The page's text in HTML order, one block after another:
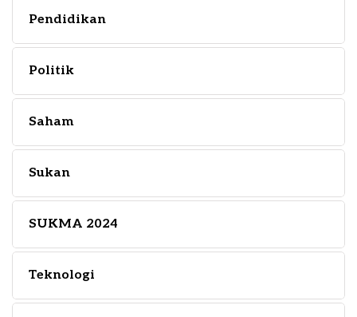
Pendidikan
Politik
Saham
Sukan
SUKMA 2024
Teknologi